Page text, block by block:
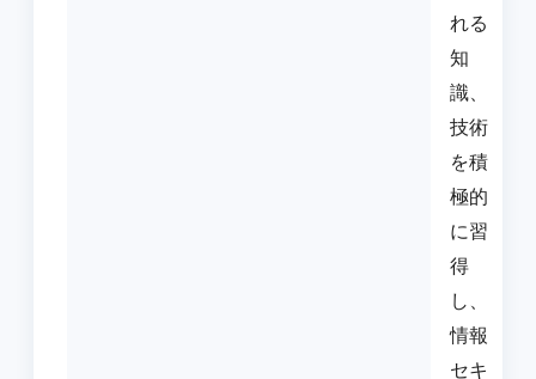
れる
知
識、
技術
を積
極的
に習
得
し、
情報
セキ